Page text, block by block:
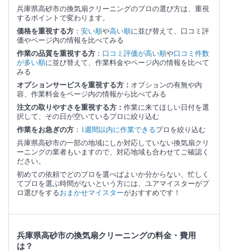
兵庫県高砂市の換気扇クリーニングのプロの選び方は、重視
するポイントで変わります。
価格を重視する方 ： 安い順や高い順に並び替えて、口コミ評
価やページ内の情報を比べてみる
作業の品質を重視する方 ： 口コミ評価が高い順や口コミ件数
が多い順に並び替えて、作業料金やページ内の情報を比べて
みる
オプションサービスを重視する方： オプションの有無や内
容、作業料金をページ内の情報から比べてみる
注文の取りやすさを重視する方： 作業に来てほしい日付を選
択して、その日が空いているプロに絞り込む
作業をお急ぎの方 ： 1週間以内に作業できるプロを絞り込む
兵庫県高砂市の一部の地域にしか対応していない換気扇クリ
ーニングの業者もいますので、対応地域も合わせてご確認く
ださい。
初めての依頼でどのプロを選べばよいか分からない、忙しく
てプロを選ぶ時間がないという方には、ユアマイスターがプ
ロ選びをする おまかせマイスターがおすすめです！
兵庫県高砂市の換気扇クリーニングの料金・費用
は？